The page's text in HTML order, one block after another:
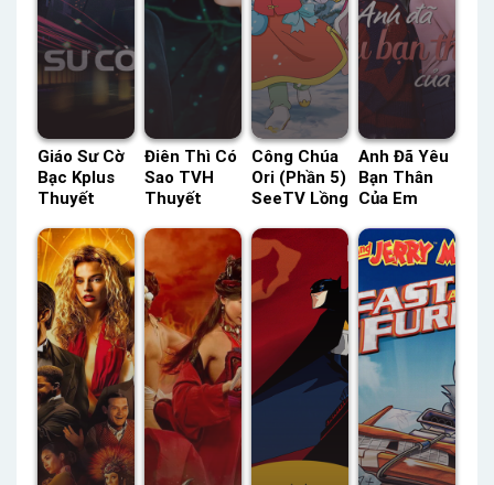
Giáo Sư Cờ
Bạc Kplus
Thuyết
Status: HD
Thuyết
Minh
Điên Thì Có
Sao TVH
Thuyết
Status: 16 /
16 Thuyết
Minh
Công Chúa
Ori (Phần 5)
SeeTV Lồng
Status: 26 /
26 Lồng
Tiếng
Anh Đã Yêu
Bạn Thân
Của Em
Tiếng –
Status: 53 /
53 Lồng
Tiếng